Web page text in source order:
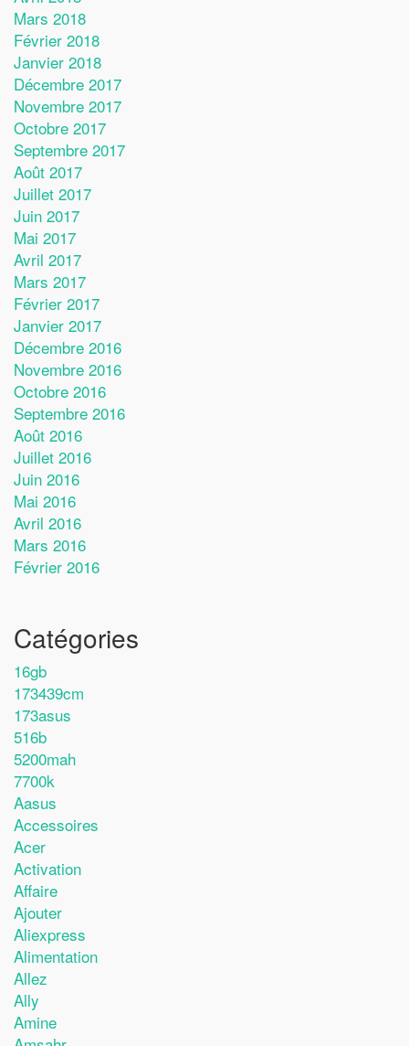
Mars 2018
Février 2018
Janvier 2018
Décembre 2017
Novembre 2017
Octobre 2017
Septembre 2017
Août 2017
Juillet 2017
Juin 2017
Mai 2017
Avril 2017
Mars 2017
Février 2017
Janvier 2017
Décembre 2016
Novembre 2016
Octobre 2016
Septembre 2016
Août 2016
Juillet 2016
Juin 2016
Mai 2016
Avril 2016
Mars 2016
Février 2016
Catégories
16gb
173439cm
173asus
516b
5200mah
7700k
Aasus
Accessoires
Acer
Activation
Affaire
Ajouter
Aliexpress
Alimentation
Allez
Ally
Amine